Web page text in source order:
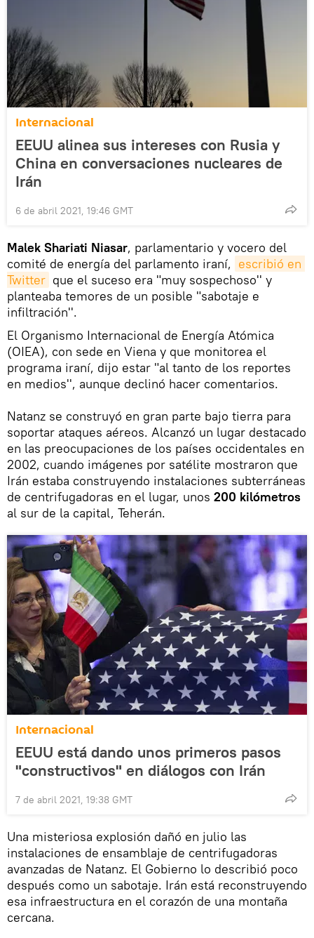
Internacional
EEUU alinea sus intereses con Rusia y
China en conversaciones nucleares de
Irán
6 de abril 2021, 19:46 GMT
Malek Shariati Niasar, parlamentario y vocero del
comité de energía del parlamento iraní, escribió en
Twitter que el suceso era "muy sospechoso'' y
planteaba temores de un posible "sabotaje e
infiltración''.
El Organismo Internacional de Energía Atómica
(OIEA), con sede en Viena y que monitorea el
programa iraní, dijo estar "al tanto de los reportes
en medios'', aunque declinó hacer comentarios.
Natanz se construyó en gran parte bajo tierra para
soportar ataques aéreos. Alcanzó un lugar destacado
en las preocupaciones de los países occidentales en
2002, cuando imágenes por satélite mostraron que
Irán estaba construyendo instalaciones subterráneas
de centrifugadoras en el lugar, unos 200 kilómetros
al sur de la capital, Teherán.
Internacional
EEUU está dando unos primeros pasos
"constructivos" en diálogos con Irán
7 de abril 2021, 19:38 GMT
Una misteriosa explosión dañó en julio las
instalaciones de ensamblaje de centrifugadoras
avanzadas de Natanz. El Gobierno lo describió poco
después como un sabotaje. Irán está reconstruyendo
esa infraestructura en el corazón de una montaña
cercana.